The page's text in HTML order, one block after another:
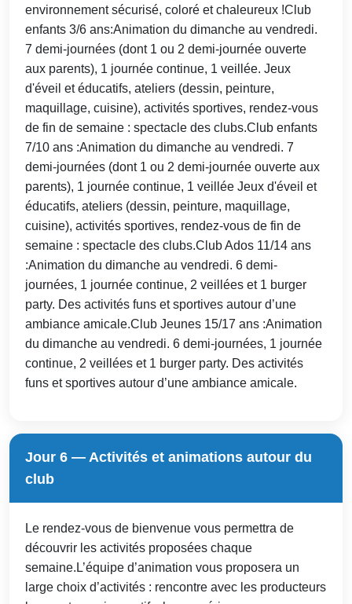
environnement sécurisé, coloré et chaleureux !Club
enfants 3/6 ans:Animation du dimanche au vendredi.
7 demi-journées (dont 1 ou 2 demi-journée ouverte
aux parents), 1 journée continue, 1 veillée. Jeux
d'éveil et éducatifs, ateliers (dessin, peinture,
maquillage, cuisine), activités sportives, rendez-vous
de fin de semaine : spectacle des clubs.Club enfants
7/10 ans :Animation du dimanche au vendredi. 7
demi-journées (dont 1 ou 2 demi-journée ouverte aux
parents), 1 journée continue, 1 veillée Jeux d'éveil et
éducatifs, ateliers (dessin, peinture, maquillage,
cuisine), activités sportives, rendez-vous de fin de
semaine : spectacle des clubs.Club Ados 11/14 ans
:Animation du dimanche au vendredi. 6 demi-
journées, 1 journée continue, 2 veillées et 1 burger
party. Des activités funs et sportives autour d’une
ambiance amicale.Club Jeunes 15/17 ans :Animation
du dimanche au vendredi. 6 demi-journées, 1 journée
continue, 2 veillées et 1 burger party. Des activités
funs et sportives autour d’une ambiance amicale.
Jour 6 — Activités et animations autour du
club
Le rendez-vous de bienvenue vous permettra de
découvrir les activités proposées chaque
semaine.L’équipe d’animation vous proposera un
large choix d’activités : rencontre avec les producteurs